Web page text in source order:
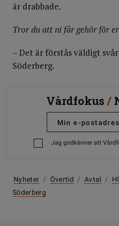
är drabbade.
Tror du att ni får gehör för
– Det är förstås väldigt
Söderberg.
Vårdfokus /
Jag godkänner att
Nyheter / Övertid / Avtal /
Söderberg